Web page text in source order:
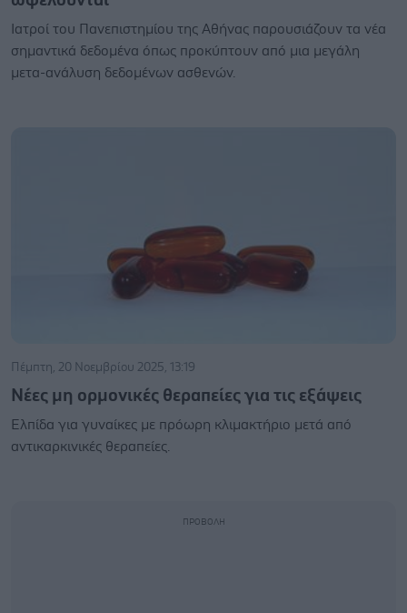
Ιατροί του Πανεπιστημίου της Αθήνας παρουσιάζουν τα νέα
σημαντικά δεδομένα όπως προκύπτουν από μια μεγάλη
μετα-ανάλυση δεδομένων ασθενών.
Πέμπτη, 20 Νοεμβρίου 2025, 13:19
Νέες μη ορμονικές θεραπείες για τις εξάψεις
Ελπίδα για γυναίκες με πρόωρη κλιμακτήριο μετά από
αντικαρκινικές θεραπείες.